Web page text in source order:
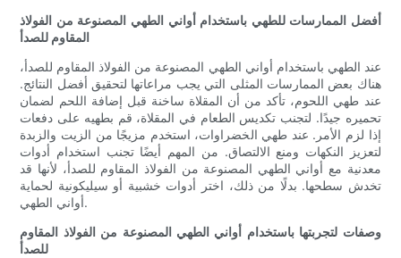
أفضل الممارسات للطهي باستخدام أواني الطهي المصنوعة من الفولاذ
المقاوم للصدأ
عند الطهي باستخدام أواني الطهي المصنوعة من الفولاذ المقاوم للصدأ،
هناك بعض الممارسات المثلى التي يجب مراعاتها لتحقيق أفضل النتائج.
عند طهي اللحوم، تأكد من أن المقلاة ساخنة قبل إضافة اللحم لضمان
تحميره جيدًا. لتجنب تكديس الطعام في المقلاة، قم بطهيه على دفعات
إذا لزم الأمر. عند طهي الخضراوات، استخدم مزيجًا من الزيت والزبدة
لتعزيز النكهات ومنع الالتصاق. من المهم أيضًا تجنب استخدام أدوات
معدنية مع أواني الطهي المصنوعة من الفولاذ المقاوم للصدأ، لأنها قد
تخدش سطحها. بدلًا من ذلك، اختر أدوات خشبية أو سيليكونية لحماية
أواني الطهي.
وصفات لتجربتها باستخدام أواني الطهي المصنوعة من الفولاذ المقاوم
للصدأ